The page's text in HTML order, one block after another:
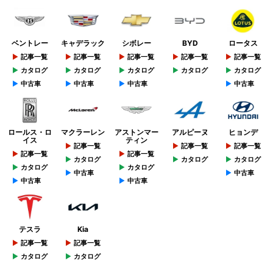
ベントレー
記事一覧
カタログ
中古車
キャデラック
記事一覧
カタログ
中古車
シボレー
記事一覧
カタログ
中古車
BYD
記事一覧
カタログ
ロータス
記事一覧
カタログ
中古車
ロールス・ロ
イス
記事一覧
カタログ
中古車
マクラーレン
記事一覧
カタログ
中古車
アストンマー
ティン
記事一覧
カタログ
中古車
アルピーヌ
記事一覧
カタログ
ヒョンデ
記事一覧
カタログ
中古車
テスラ
記事一覧
カタログ
Kia
記事一覧
カタログ